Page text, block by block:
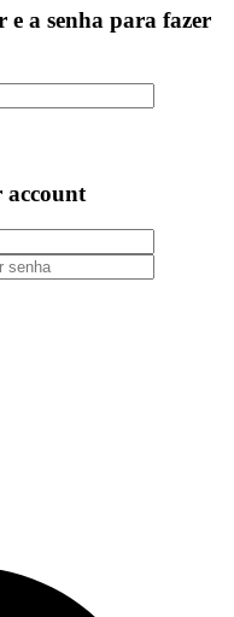
e a senha para fazer
account